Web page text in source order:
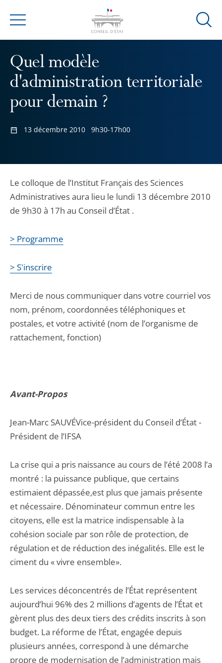
Menu
Ouvrir
Quel modèle
d'administration territoriale
pour demain ?
13 décembre 2010 9h30-17h00
Le colloque de l’Institut Français des Sciences
Administratives aura lieu le lundi 13 décembre 2010
de 9h30 à 17h au Conseil d’État .
> Programme
> S'inscrire
Merci de nous communiquer dans votre courriel vos
nom, prénom, coordonnées téléphoniques et
postales, et votre activité (nom de l’organisme de
rattachement, fonction)
Avant-Propos
Jean-Marc SAUVÉVice-président du Conseil d’État -
Président de l’IFSA
La crise qui a pris naissance au cours de l’été 2008 l’a
montré : la puissance publique, que certains
estimaient dépassée,est plus que jamais présente
et nécessaire. Dénominateur commun entre les
citoyens, elle est la matrice indispensable à la
cohésion sociale par son rôle de protection, de
régulation et de réduction des inégalités. Elle est le
ciment du « vivre ensemble».
Les services déconcentrés de l’État représentent
aujourd’hui 96% des 2 millions d’agents de l’État et
gèrent plus des deux tiers des crédits inscrits à son
budget. La réforme de l’État, engagée depuis
plusieurs années, correspond à une démarche
propre de modernisation de l’administration mais